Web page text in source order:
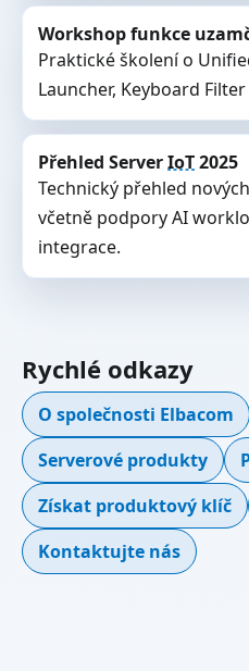
Workshop funkce
Praktické školení o
Launcher, Keyboard
Přehled ServerIoT2025
Technický přehled
včetně podpory AI
integrace.
Rychlé odkazy
O společnosti Elbacom
Serverové produkty
Získat produktový klíč
Kontaktujte nás